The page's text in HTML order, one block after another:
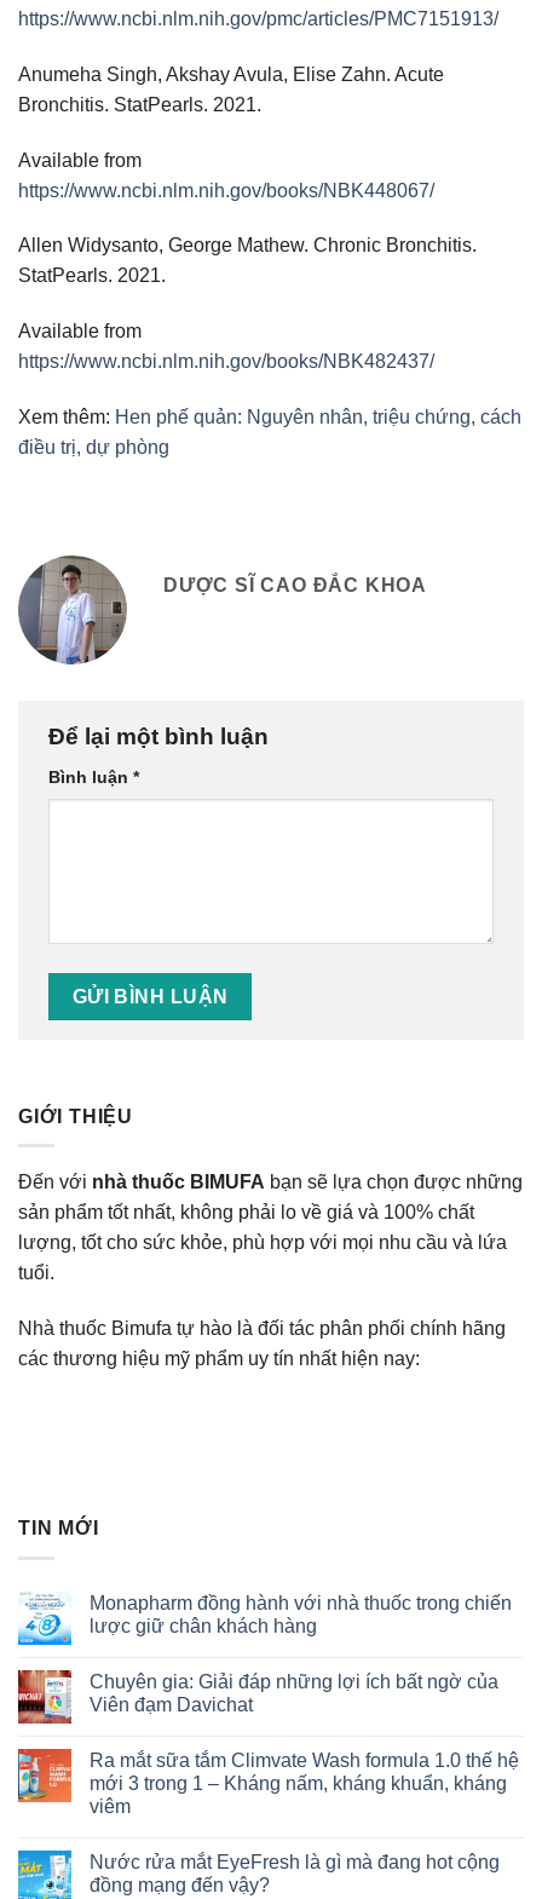
https://www.ncbi.nlm.nih.gov/pmc/articles/PMC7151913/
Anumeha Singh, Akshay Avula, Elise Zahn. Acute
Bronchitis. StatPearls. 2021.
Available from
https://www.ncbi.nlm.nih.gov/books/NBK448067/
Allen Widysanto, George Mathew. Chronic Bronchitis.
StatPearls. 2021.
Available from
https://www.ncbi.nlm.nih.gov/books/NBK482437/
Xem thêm: Hen phế quản: Nguyên nhân, triệu chứng, cách
điều trị, dự phòng
DƯỢC SĨ CAO ĐẮC KHOA
Để lại một bình luận
Bình luận *
GIỚI THIỆU
Đến với nhà thuốc BIMUFA bạn sẽ lựa chọn được những
sản phẩm tốt nhất, không phải lo về giá và 100% chất
lượng, tốt cho sức khỏe, phù hợp với mọi nhu cầu và lứa
tuổi.
Nhà thuốc Bimufa tự hào là đối tác phân phối chính hãng
các thương hiệu mỹ phẩm uy tín nhất hiện nay:
TIN MỚI
Monapharm đồng hành với nhà thuốc trong chiến
lược giữ chân khách hàng
Chuyên gia: Giải đáp những lợi ích bất ngờ của
Viên đạm Davichat
Ra mắt sữa tắm Climvate Wash formula 1.0 thế hệ
mới 3 trong 1 – Kháng nấm, kháng khuẩn, kháng
viêm
Nước rửa mắt EyeFresh là gì mà đang hot cộng
đồng mạng đến vậy?